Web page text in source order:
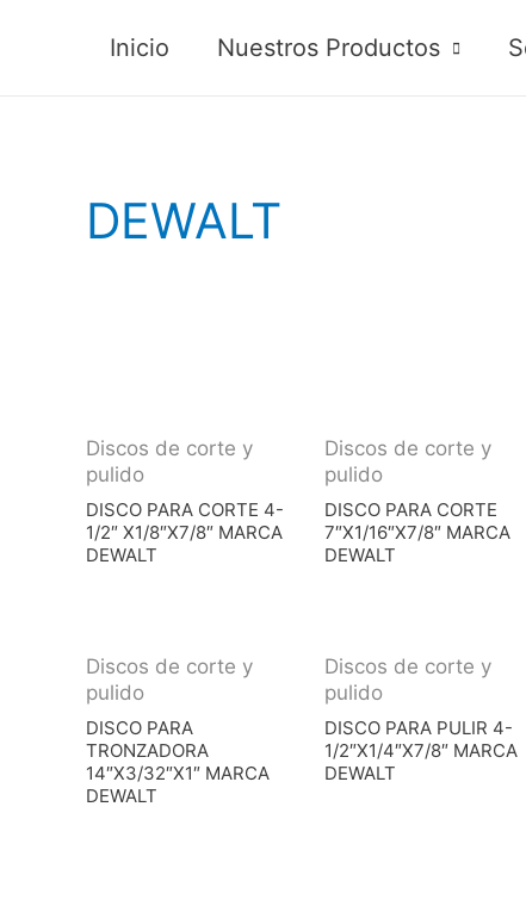
Inicio Nuestros Productos
DEWALT
Discos de corte y
pulido
DISCO PARA CORTE 4-
1/2″ X1/8″X7/8″ MARCA
DEWALT
Discos de corte y
pulido
DISCO PARA CORTE
7″X1/16″X7/8″ MARCA
DEWALT
Discos de corte y
pulido
DISCO PARA
TRONZADORA
14″X3/32″X1″ MARCA
DEWALT
Discos de corte y
pulido
DISCO PARA PULIR 4-
1/2″X1/4″X7/8″ MARCA
DEWALT